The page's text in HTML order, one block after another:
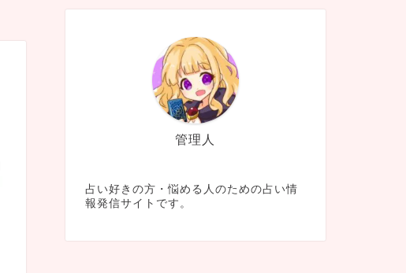
管理人
占い好きの方・悩める人のための占い情
報発信サイトです。